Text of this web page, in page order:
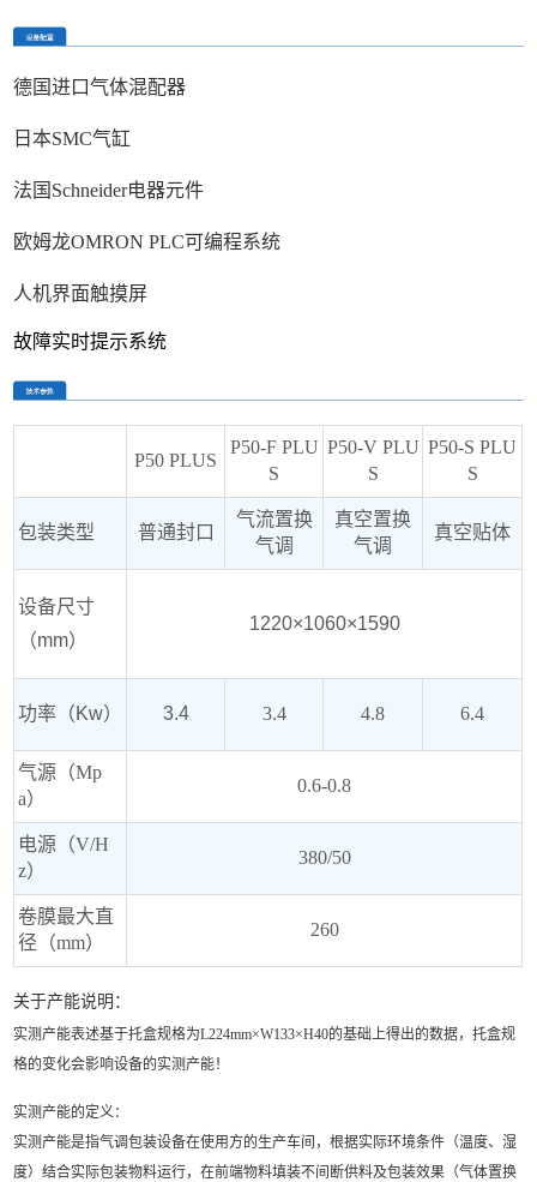
德国进口气体混配器
日本SMC气缸
法国 Schneider电器元件
欧姆龙OMRON PLC可编程系统
人机界面触摸屏
故障实时提示系统
P50 PLUS
P50-F PLU
S
P50-V PLU
S
P50-S PLU
S
包装类型 普通封口
气流置换
气调
真空置换
气调
真空贴体
设备尺寸
（mm）
1220×1060×1590
功率（Kw） 3.4 3.4 4.8 6.4
气源（Mp
a）
0.6-0.8
电源（V/H
z）
380/50
卷膜最大直
径（mm）
260
关于产能说明：
实测产能表述基于托盒规格为L224mm×W133×H40的基础上得出的数据，托盒规
格的变化会影响设备的实测产能！
实测产能的定义：
实测产能是指气调包装设备在使用方的生产车间，根据实际环境条件（温度、湿
度）结合实际包装物料运行，在前端物料填装不间断供料及包装效果（气体置换